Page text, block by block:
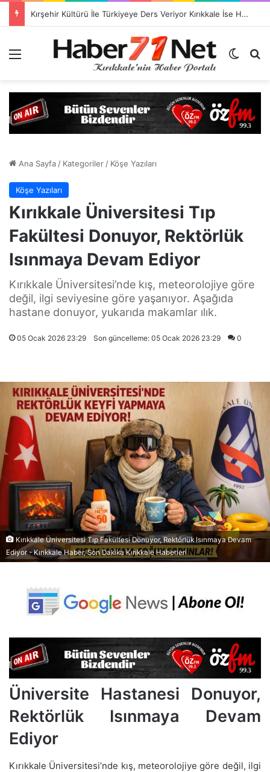
Kırşehir Kültürü İle Türkiyeye Ders Veriyor Kırıkkale İse Hala Seyrediyor !!!
Dış
Ana Sayfa/ Kategoriler/ Köşe Yazıları
Köşe Yazıları
Kırıkkale Üniversitesi Tıp
Fakültesi Donuyor, Rektörlük
Isınmaya Devam Ediyor
Kırıkkale Üniversitesi’nde kış, meteorolojiye göre
değil, ilgi seviyesine göre yaşanıyor. Aşağıda
hastane donuyor, yukarıda makamlar ılık.
05 Ocak 2026 23:29 Son güncelleme: 05 Ocak 2026 23:29 0
Kırıkkale Üniversitesi Tıp Fakültesi Donuyor, Rektörlük Isınmaya Devam
Ediyor - Kırıkkale Haber, Son Dakika Kırıkkale Haberleri
Üniversite Hastanesi Donuyor,
Rektörlük Isınmaya Devam
Ediyor
Kırıkkale Üniversitesi’nde kış, meteorolojiye göre değil, ilgi